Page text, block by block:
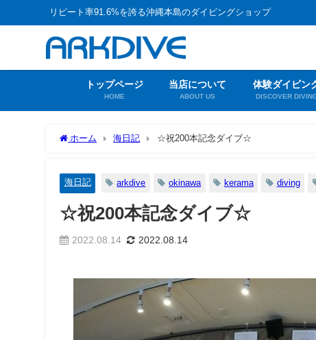
リピート率91.6%を誇る沖縄本島のダイビングショップ
トップページ
HOME
当店について
ABOUT US
体験ダイビン
DISCOVER
ホーム 海日記 ☆祝200本記念ダイブ☆
海日記 arkdive okinawa kerama diving
☆祝200本記念ダイブ☆
2022.08.14 2022.08.14